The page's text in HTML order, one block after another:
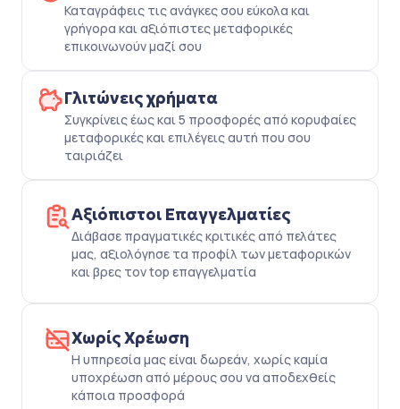
Καταγράφεις τις ανάγκες σου εύκολα και
γρήγορα και αξιόπιστες μεταφορικές
επικοινωνούν μαζί σου
Γλιτώνεις χρήματα
Συγκρίνεις έως και 5 προσφορές από κορυφαίες
μεταφορικές και επιλέγεις αυτή που σου
ταιριάζει
Αξιόπιστοι Επαγγελματίες
Διάβασε πραγματικές κριτικές από πελάτες
μας, αξιολόγησε τα προφίλ των μεταφορικών
και βρες τον top επαγγελματία
Χωρίς Χρέωση
Η υπηρεσία μας είναι δωρεάν, χωρίς καμία
υποχρέωση από μέρους σου να αποδεχθείς
κάποια προσφορά